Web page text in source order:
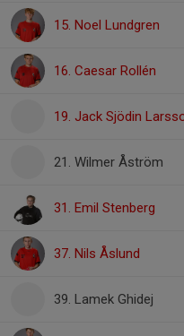
15. Noel Lundgren
16. Caesar Rollén
19. Jack Sjödin
21. Wilmer Åström
31. Emil Stenberg
37. Nils Åslund
39. Lamek Ghidej